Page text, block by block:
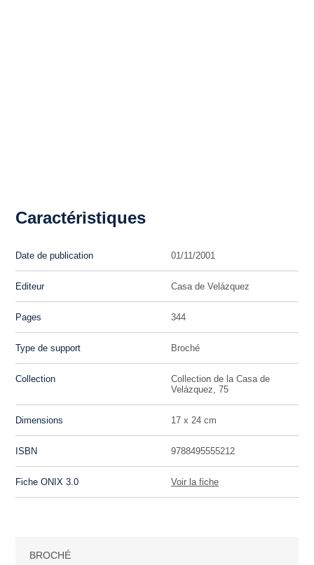
Caractéristiques
Date de publication 01/11/2001
Editeur Casa de Velázquez
Pages 344
Type de support Broché
Collection
Collection de la Casa de
Velázquez, 75
Dimensions 17 x 24 cm
ISBN 9788495555212
Fiche ONIX 3.0 Voir la fiche
BROCHÉ